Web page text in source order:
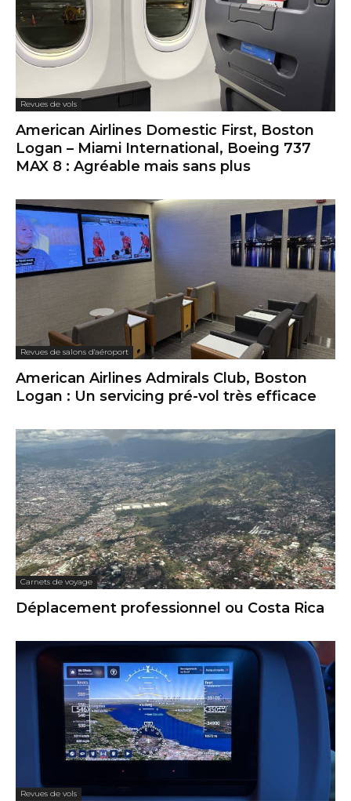
Revues de vols
American Airlines Domestic First, Boston
Logan – Miami International, Boeing 737
MAX 8 : Agréable mais sans plus
Revues de salons d'aéroport
American Airlines Admirals Club, Boston
Logan : Un servicing pré-vol très efficace
Carnets de voyage
Déplacement professionnel ou Costa Rica
Revues de vols